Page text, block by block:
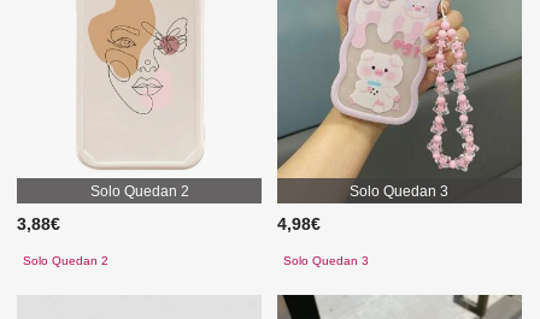
Solo Quedan 2
3,88€
Solo Quedan 2
Solo Quedan 3
4,98€
Solo Quedan 3